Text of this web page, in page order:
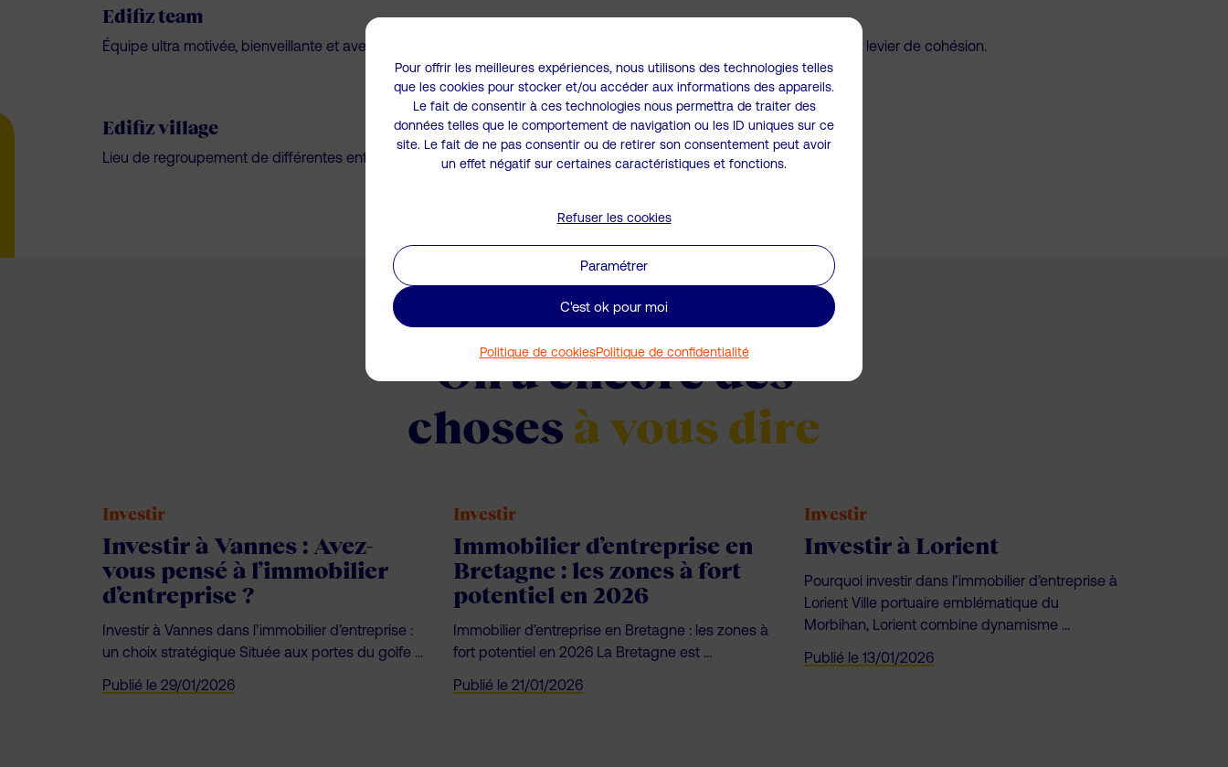
Pour offrir les meilleures expériences, nous utilisons des technologies telles
que les cookies pour stocker et/ou accéder aux informations des appareils.
Le fait de consentir à ces technologies nous permettra de traiter des
données telles que le comportement de navigation ou les ID uniques sur ce
site. Le fait de ne pas consentir ou de retirer son consentement peut avoir
un effet négatif sur certaines caractéristiques et fonctions.
C'est ok pour moi
Refuser les cookies
Paramétrer
Politique de cookiesPolitique de confidentialité
Edifiz team
Équipe ultra motivée, bienveillante et avec un vrai esprit d’équipe. Apporter des viennoiseries le matin est un excellent levier de cohésion.
Edifiz village
Lieu de regroupement de différentes entreprises favorisant les synergies, les partages et les rencontres.
On a encore des
choses à vous dire
Investir
Investir à Vannes : Avez-
vous pensé à l’immobilier
d’entreprise ?
Investir à Vannes dans l’immobilier d’entreprise :
un choix stratégique Située aux portes du golfe ...
Publié le 29/01/2026
Investir
Immobilier d’entreprise en
Bretagne : les zones à fort
potentiel en 2026
Immobilier d’entreprise en Bretagne : les zones à
fort potentiel en 2026 La Bretagne est ...
Publié le 21/01/2026
Investir
Investir à Lorient
Pourquoi investir dans l’immobilier d’entreprise à
Lorient Ville portuaire emblématique du
Morbihan, Lorient combine dynamisme ...
Publié le 13/01/2026